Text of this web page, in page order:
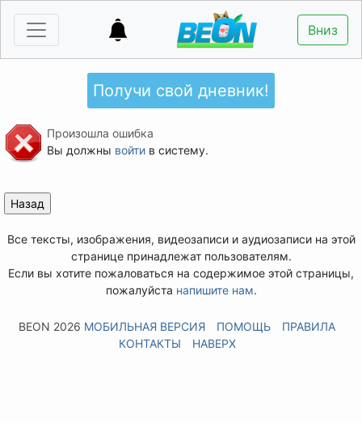
Вниз
Получи свой дневник!
Произошла ошибка
Вы должны войтив систему.
Все тексты, изображения, видеозаписи и аудиозаписи на этой
странице принадлежат пользователям.
Если вы хотите пожаловаться на содержимое этой страницы,
пожалуйста напишите нам.
BEON 2026 МОБИЛЬНАЯ ВЕРСИЯ ПОМОЩЬ
ПРАВИЛА
КОНТАКТЫ
НАВЕРХ